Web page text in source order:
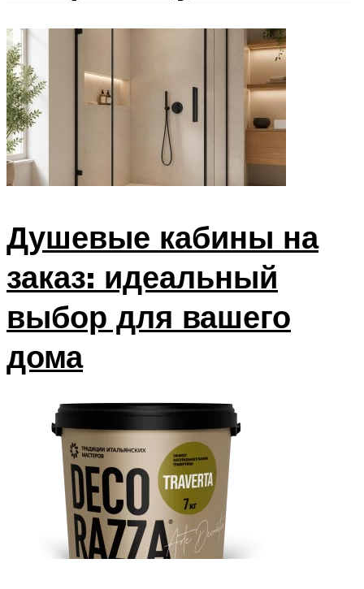
Душевые кабины на
заказ: идеальный
выбор для вашего
дома